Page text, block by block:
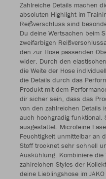
Zahlreiche Details machen
absoluten Highlight im
Reißverschluss sind
Du deine Wertsachen beim
zweifarbigen
den zur Hose passenden
wider. Durch den
die Weite der Hose
die Details durch das
Produkt mit dem
dir sicher sein, dass das
von den zahlreichen Details
auch hochgradig funktional.
ausgestattet. Microfeine
Feuchtigkeit unmittelbar an
Stoff trocknet sehr schnell
Auskühlung. Kombiniere die
zahlreichen Styles der
deine Lieblingshose im